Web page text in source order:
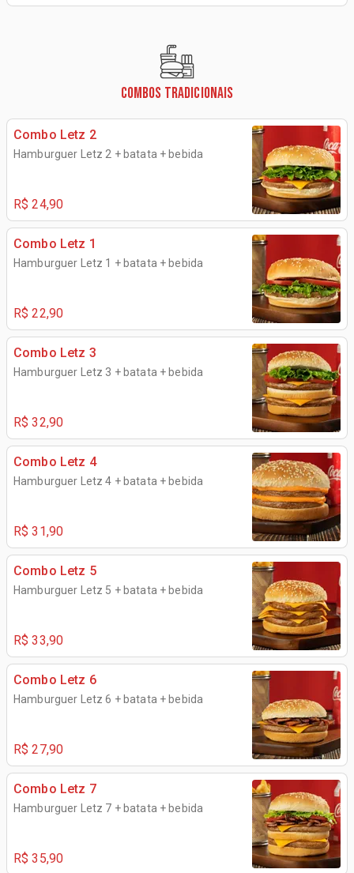
COMBOS TRADICIONAIS
Combo Letz 2
Hamburguer Letz 2 + batata + bebida
R$ 24,90
Combo Letz 1
Hamburguer Letz 1 + batata + bebida
R$ 22,90
Combo Letz 3
Hamburguer Letz 3 + batata + bebida
R$ 32,90
Combo Letz 4
Hamburguer Letz 4 + batata + bebida
R$ 31,90
Combo Letz 5
Hamburguer Letz 5 + batata + bebida
R$ 33,90
Combo Letz 6
Hamburguer Letz 6 + batata + bebida
R$ 27,90
Combo Letz 7
Hamburguer Letz 7 + batata + bebida
R$ 35,90